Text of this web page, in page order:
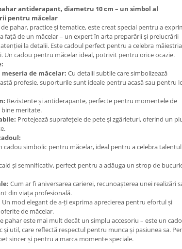
antiderapant, diametru 10 cm – un simbol al
pentru măcelar
pahar, practice și tematice, este creat special pentru a
față de un măcelar – un expert în arta preparării și prelucrării
la detalii. Este cadoul perfect pentru a celebra
Un cadou pentru măcelar ideal, potrivit pentru orice ocazie.
de măcelar: Cu detalii subtile care simbolizează
profesie, suporturile sunt ideale pentru acasă sau pentru
Rezistente și antiderapante, perfecte pentru momentele de
bine meritate.
Protejează suprafețele de pete și zgârieturi, oferind un
cadou simbolic pentru măcelar, ideal pentru a celebra
și semnificativ, perfect pentru a adăuga un strop de
Cum ar fi aniversarea carierei, recunoașterea unei realizări
din viața profesională.
Un mod elegant de a-ți exprima aprecierea pentru efortul și
de măcelar.
pahar este mai mult decât un simplu accesoriu – este un
și util, care reflectă respectul pentru munca și pasiunea sa.
sincer și pentru a marca momente speciale.